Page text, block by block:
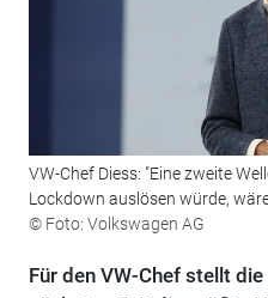
VW-Chef Diess: "Eine zweite
Lockdown auslösen würde,
© Foto: Volkswagen AG
Für den VW-Chef stellt